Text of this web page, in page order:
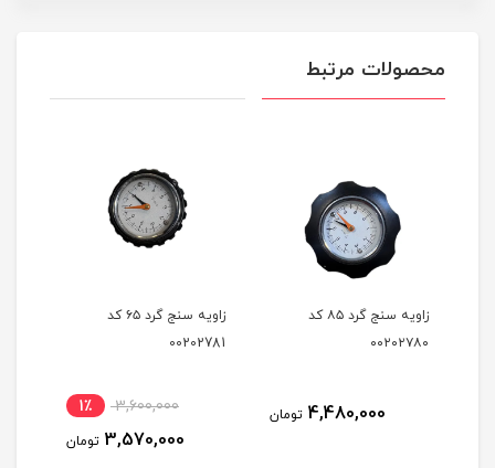
محصولات مرتبط
زاویه سنج گرد ۸۵ کد
۰۰۲۰۲۷۸۰
4,480,000 تومان
زاویه سنج گرد ۶۵ کد
00202781
3,600,000 1٪
3,570,000 تومان